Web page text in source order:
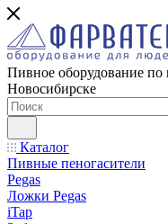
Пивное оборудование по
Новосибирске
Каталог
Пивные пеногасители
Pegas
Ложки Pegas
iTap